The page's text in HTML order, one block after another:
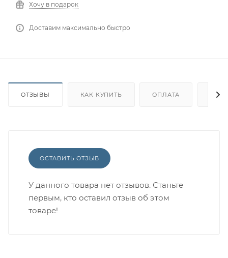
Хочу в подарок
Доставим максимально быстро
ОТЗЫВЫ КАК КУПИТЬ ОПЛАТА
ОСТАВИТЬ ОТЗЫВ
У данного товара нет отзывов. Станьте
первым, кто оставил отзыв об этом
товаре!